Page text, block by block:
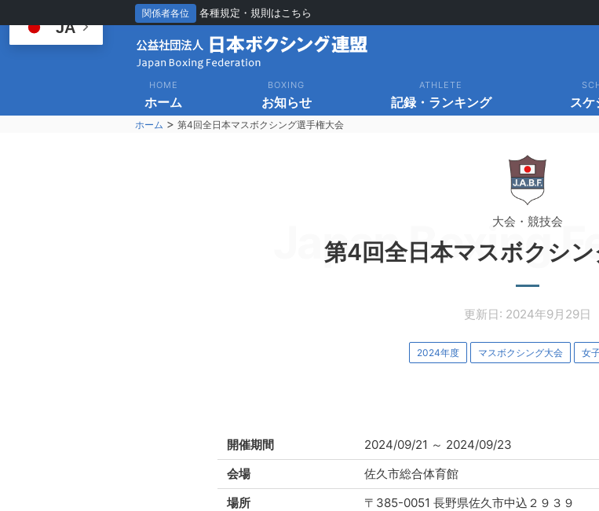
関係者各位 各種規定・規則はこちら
HOME
ホーム
BOXING
お知らせ
ATHLETE
記録・ランキング スケ
ホーム > 第4回全日本マスボクシング選手権大会
Japan Boxing
大会・競技会
第4回全日本マスボクシ
更新日: 2024年9月29日
2024年度 マスボクシング大会 女
開催期間 2024/09/21 ～ 2024/09/23
会場
佐久市総合体育館
場所
〒385-0051 長野県佐久市中込２９３９
JA